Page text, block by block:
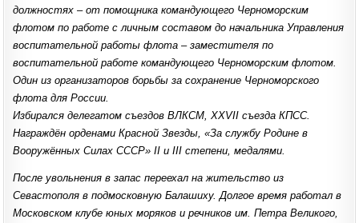
должностях – от помощника командующего Черноморским
флотом по работе с личным составом до начальника Управления
воспитательной работы флота – заместителя по
воспитательной работе командующего Черноморским флотом.
Один из организаторов борьбы за сохранение Черноморского
флота для России.
Избирался делегатом съездов ВЛКСМ, XXVII съезда КПСС.
Награждён орденами Красной Звезды, «За службу Родине в
Вооружённых Силах СССР» II и III степени, медалями.
После увольнения в запас переехал на жительство из
Севастополя в подмосковную Балашиху. Долгое время работал в
Московском клубе юных моряков и речников им. Петра Великого,